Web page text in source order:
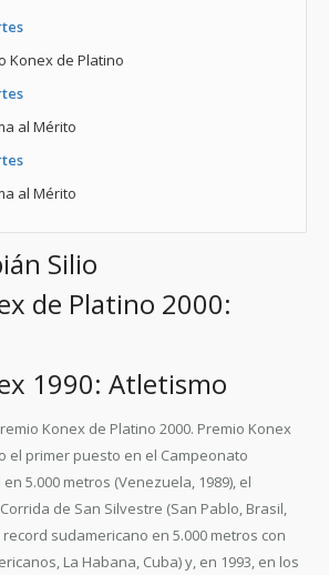
Konex de Platino
al Mérito
al Mérito
Silio
de Platino 2000:
1990: Atletismo
Konex de Platino 2000. Premio Konex
el primer puesto en el Campeonato
5.000 metros (Venezuela, 1989), el
de San Silvestre (San Pablo, Brasil,
record sudamericano en 5.000 metros con
La Habana, Cuba) y, en 1993, en los